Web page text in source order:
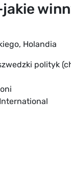
Holandia
polityk